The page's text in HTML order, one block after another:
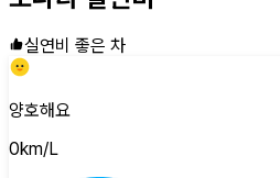
실연비 좋은 차
양호해요
0km/L